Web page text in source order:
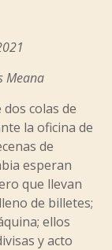
Meana
colas de
la oficina de
de
esperan
que llevan
de billetes;
ellos
y acto